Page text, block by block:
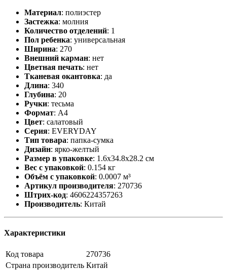
Материал: полиэстер
Застежка: молния
Количество отделений: 1
Пол ребенка: универсальная
Ширина: 270
Внешний карман: нет
Цветная печать: нет
Тканевая окантовка: да
Длина: 340
Глубина: 20
Ручки: тесьма
Формат: А4
Цвет: салатовый
Серия: EVERYDAY
Тип товара: папка-сумка
Дизайн: ярко-желтый
Размер в упаковке: 1.6x34.8x28.2 см
Вес с упаковкой: 0.154 кг
Объём с упаковкой: 0.0007 м³
Артикул производителя: 270736
Штрих-код: 4606224357263
Производитель: Китай
Характеристики
Код товара
270736
Страна производитель Китай